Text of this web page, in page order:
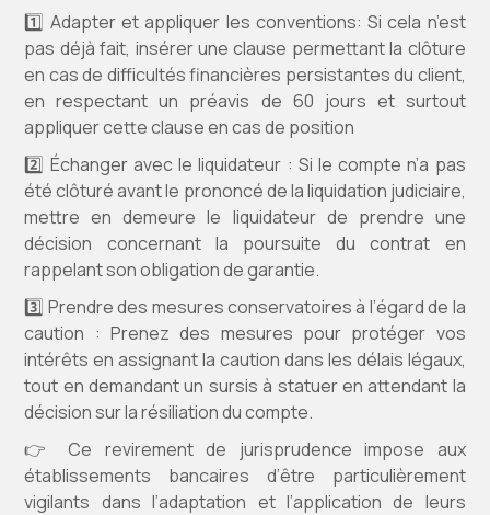
1️⃣ Adapter et appliquer les conventions: Si cela n’est
pas déjà fait, insérer une clause permettant la clôture
en cas de difficultés financières persistantes du client,
en respectant un préavis de 60 jours et surtout
appliquer cette clause en cas de position
2️⃣ Échanger avec le liquidateur : Si le compte n’a pas
été clôturé avant le prononcé de la liquidation judiciaire,
mettre en demeure le liquidateur de prendre une
décision concernant la poursuite du contrat en
rappelant son obligation de garantie.
3️⃣ Prendre des mesures conservatoires à l’égard de la
caution : Prenez des mesures pour protéger vos
intérêts en assignant la caution dans les délais légaux,
tout en demandant un sursis à statuer en attendant la
décision sur la résiliation du compte.
👉 Ce revirement de jurisprudence impose aux
établissements bancaires d’être particulièrement
vigilants dans l’adaptation et l’application de leurs